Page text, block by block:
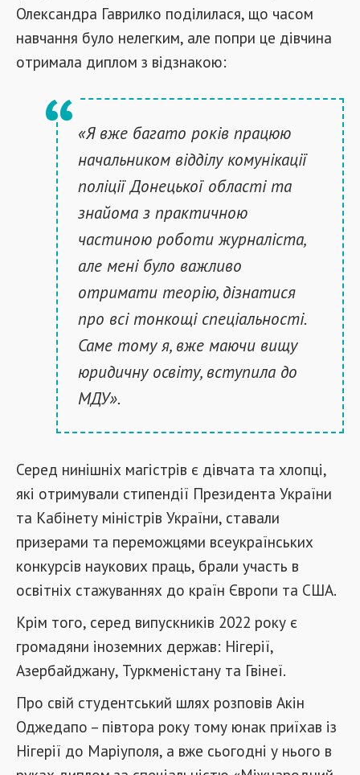
Олександра Гаврилко поділилася, що часом
навчання було нелегким, але попри це дівчина
отримала диплом з відзнакою:
«Я вже багато років працюю
начальником відділу комунікації
поліції Донецької області та
знайома з практичною
частиною роботи журналіста,
але мені було важливо
отримати теорію, дізнатися
про всі тонкощі спеціальності.
Саме тому я, вже маючи вищу
юридичну освіту, вступила до
МДУ».
Серед нинішніх магістрів є дівчата та хлопці,
які отримували стипендії Президента України
та Кабінету міністрів України, ставали
призерами та переможцями всеукраїнських
конкурсів наукових праць, брали участь в
освітніх стажуваннях до країн Європи та США.
Крім того, серед випускників 2022 року є
громадяни іноземних держав: Нігерії,
Азербайджану, Туркменістану та Гвінеї.
Про свій студентський шлях розповів Акін
Оджедапо – півтора року тому юнак приїхав із
Нігерії до Маріуполя, а вже сьогодні у нього в